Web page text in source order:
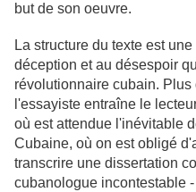
but de son oeuvre.
La structure du texte est
déception et au désespoir
révolutionnaire cubain. Plus
l'essayiste entraîne le
où est attendue l'inévitable
Cubaine, où on est obligé
transcrire une dissertation
cubanologue incontestable